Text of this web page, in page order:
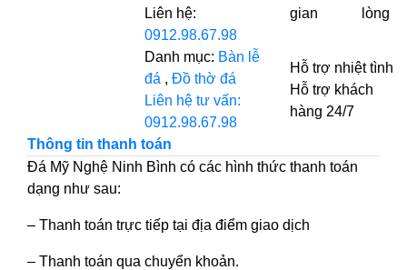
Liên hệ:
0912.98.67.98
Danh mục: Bàn lễ
đá ,Đồ thờ đá
Liên hệ tư vấn:
0912.98.67.98
gian
lòng
Hỗ trợ nhiệt tình
Hỗ trợ khách
hàng 24/7
Thông tin thanh toán
Đá Mỹ Nghệ Ninh Bình có các hình thức thanh toán
dạng như sau:
– Thanh toán trực tiếp tại địa điểm giao dịch
– Thanh toán qua chuyển khoản.